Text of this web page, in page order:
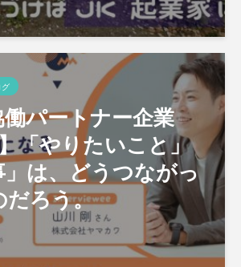
グ
パートナー企業
「やりたいこと」
は、どうつながっ
だろう。